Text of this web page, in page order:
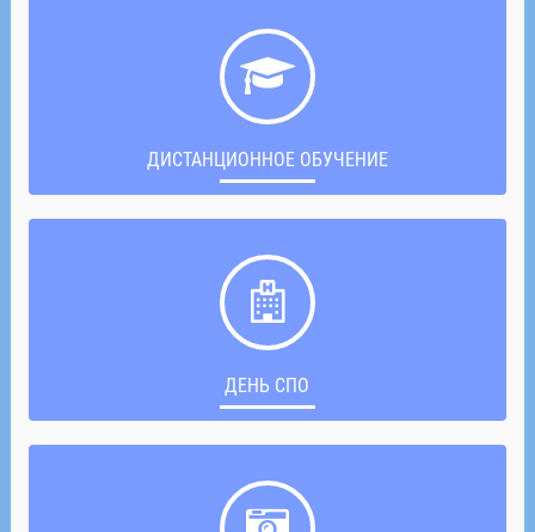
ДИСТАНЦИОННОЕ ОБУЧЕНИЕ
ДЕНЬ СПО